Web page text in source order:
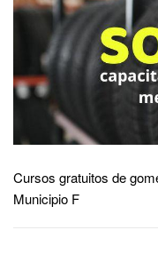
Cursos gratuitos de
Municipio F